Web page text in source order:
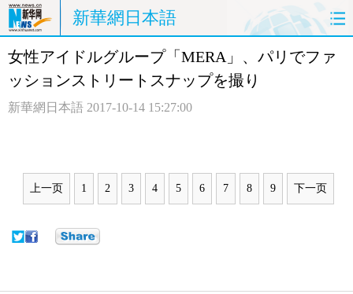
新華網日本語
ホームページ 政治 経済
中日対訳
女性アイドルグループ「MERA」、パリでファ
ッションストリートスナップを撮り
新華網日本語 2017-10-14 15:27:00
上一页 1 2 3 4 5 6 7 8 9 下一页